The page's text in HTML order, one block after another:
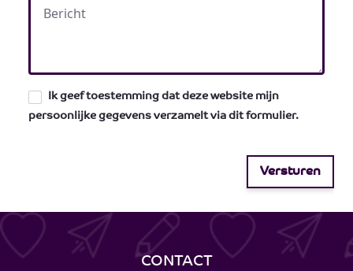
Ik geef toestemming dat deze website mijn
persoonlijke gegevens verzamelt via dit formulier.
Versturen
CONTACT